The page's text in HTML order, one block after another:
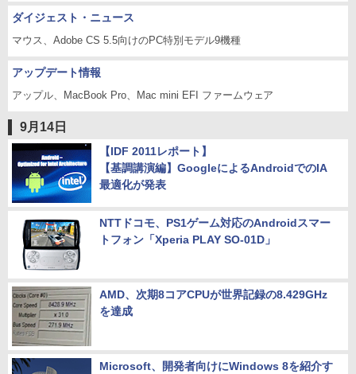
ダイジェスト・ニュース
マウス、Adobe CS 5.5向けのPC特別モデル9機種
アップデート情報
アップル、MacBook Pro、Mac mini EFI ファームウェア
9月14日
【IDF 2011レポート】
【基調講演編】GoogleによるAndroidでのIA
最適化が発表
NTTドコモ、PS1ゲーム対応のAndroidスマー
トフォン「Xperia PLAY SO-01D」
AMD、次期8コアCPUが世界記録の8.429GHz
を達成
Microsoft、開発者向けにWindows 8を紹介す